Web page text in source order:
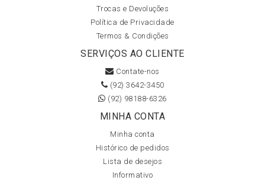
Trocas e Devoluções
Política de Privacidade
Termos & Condições
SERVIÇOS AO CLIENTE
Contate-nos
(92) 3642-3450
(92) 98188-6326
MINHA CONTA
Minha conta
Histórico de pedidos
Lista de desejos
Informativo